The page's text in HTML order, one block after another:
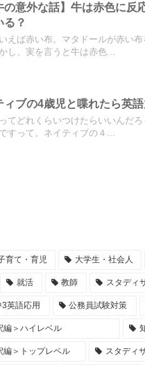
の意外な話】牛は赤色に
る？
えば赤い布。マタドールが赤い
し、実を言うと牛は赤色...
ィブの4歳児と喋れたら英
てどれくらいつけたらいいんだ
すって。ネイティブの４...
育て・育児 大学生・社会人
就活 教師 スタディ
英語応用 公務員試験対策
編＞ハイレベル
編＞トップレベル スタディ